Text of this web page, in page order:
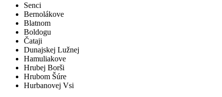
Senci
Bernolákove
Blatnom
Boldogu
Čataji
Dunajskej Lužnej
Hamuliakove
Hrubej Borši
Hrubom Šúre
Hurbanovej Vsi